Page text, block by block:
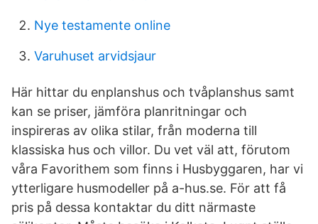
Nye testamente online
Varuhuset arvidsjaur
Här hittar du enplanshus och tvåplanshus samt
kan se priser, jämföra planritningar och
inspireras av olika stilar, från moderna till
klassiska hus och villor. Du vet väl att, förutom
våra Favorithem som finns i Husbyggaren, har vi
ytterligare husmodeller på a-hus.se. För att få
pris på dessa kontaktar du ditt närmaste